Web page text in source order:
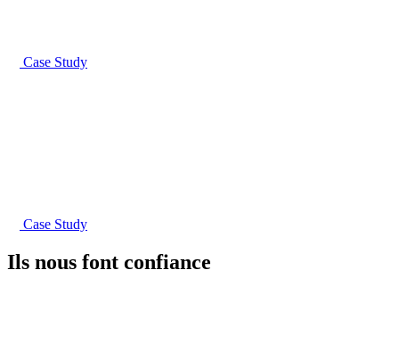
Case Study
Case Study
Ils nous font confiance